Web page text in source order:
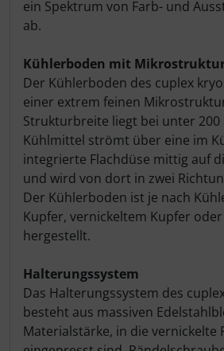
ein Spektrum von Farb- und
ab.
Kühlerboden mit
Der Kühlerboden des cuplex
einer extrem feinen
Strukturbreite liegt bei unter 200
Kühlmittel strömt über eine im
integrierte Flachdüse mittig auf
und wird von dort in zwei
Der Kühlerboden ist je nach
Kupfer, vernickeltem Kupfer
hergestellt.
Halterungssystem
Das Halterungssystem des
besteht aus massiven
Materialstärke, in die vernickelte